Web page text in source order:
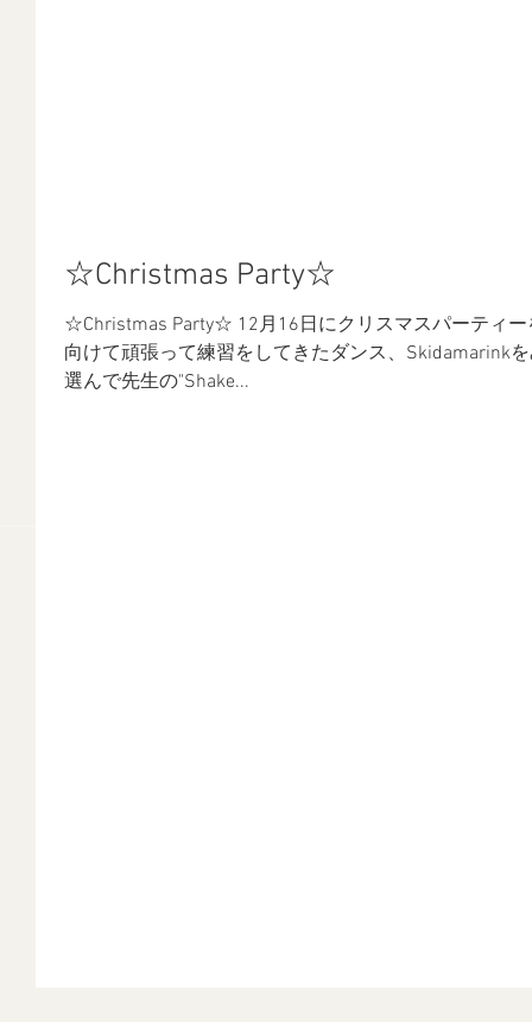
☆Christmas Party☆
☆Christmas Party☆ 12月16日にクリスマスパーティーを行いました！！ まずはパーティーに
向けて頑張って練習をしてきたダンス、Skidamarink
選んで先生の"Shake...